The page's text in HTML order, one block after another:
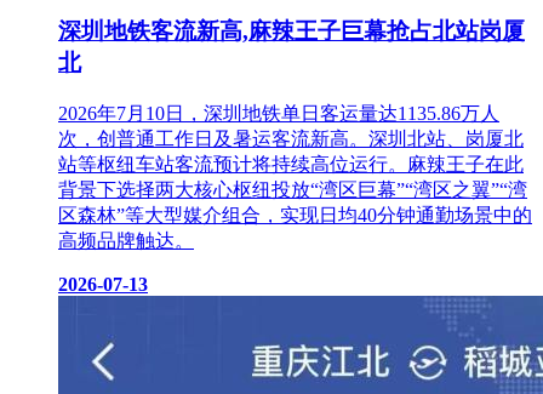
深圳地铁客流新高,麻辣王子巨幕抢占北站岗厦
北
2026年7月10日，深圳地铁单日客运量达1135.86万人
次，创普通工作日及暑运客流新高。深圳北站、岗厦北
站等枢纽车站客流预计将持续高位运行。麻辣王子在此
背景下选择两大核心枢纽投放“湾区巨幕”“湾区之翼”“湾
区森林”等大型媒介组合，实现日均40分钟通勤场景中的
高频品牌触达。
2026-07-13